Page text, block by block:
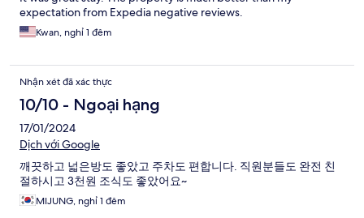
expectation from Expedia negative reviews.
Kwan, nghỉ 1 đêm
Nhận xét đã xác thực
10/10 - Ngoại hạng
17/01/2024
Dịch với Google
깨끗하고 넓은방도 좋았고 주차도 편합니다. 직원분들도 완전 친
절하시고 3천원 조식도 좋았어요~
MIJUNG, nghỉ 1 đêm